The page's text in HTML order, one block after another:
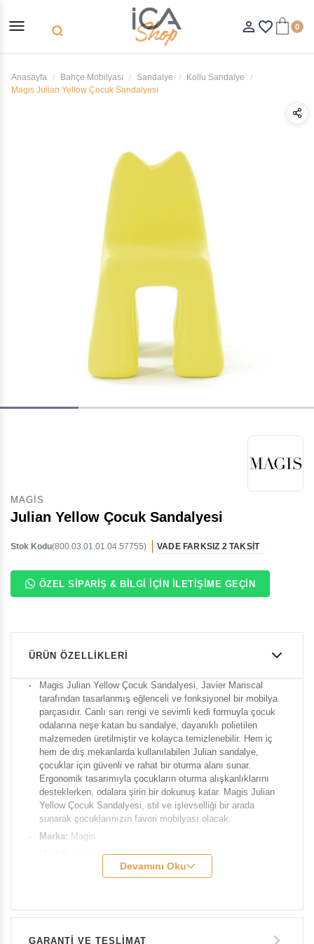
menu search person_outline favorite_border 0
Anasayfa Bahçe Mobilyası Sandalye
Kollu Sandalye
Magis Julian Yellow Çocuk Sandalyesi
MAGIS
Julian Yellow Çocuk Sandalyesi
(800.03.01.01.04.57755)
Stok Kodu VADE FARKSIZ 2 TAKSİT
ÖZEL SIPARIŞ & BILGI İÇIN İLETIŞIME GEÇIN
ÜRÜN ÖZELLIKLERI
Magis Julian Yellow Çocuk Sandalyesi, Javier Mariscal
tarafından tasarlanmış eğlenceli ve fonksiyonel bir mobilya
parçasıdır. Canlı sarı rengi ve sevimli kedi formuyla çocuk
odalarına neşe katan bu sandalye, dayanıklı polietilen
malzemeden üretilmiştir ve kolayca temizlenebilir. Hem iç
hem de dış mekanlarda kullanılabilen Julian sandalye,
çocuklar için güvenli ve rahat bir oturma alanı sunar.
Ergonomik tasarımıyla çocukların oturma alışkanlıklarını
desteklerken, odalara şirin bir dokunuş katar. Magis Julian
Yellow Çocuk Sandalyesi, stil ve işlevselliği bir arada
sunarak çocuklarınızın favori mobilyası olacak.
Marka: Magis
Ağırlık: 8 kg
Devamını Oku
GARANTİ VE TESLİMAT